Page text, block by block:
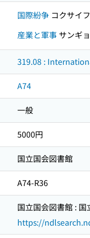
国際紛争 コクサイ
産業と軍事 サンギ
319.08 :
A74
一般
5000円
国立国会図書館
A74-R36
国立国会図書館 :
https://